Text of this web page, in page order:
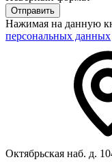
Отправить
Нажимая на данную
персональных данных
Октябрьская наб. д.